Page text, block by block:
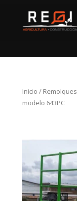
Inicio / Remolques
modelo 643PC